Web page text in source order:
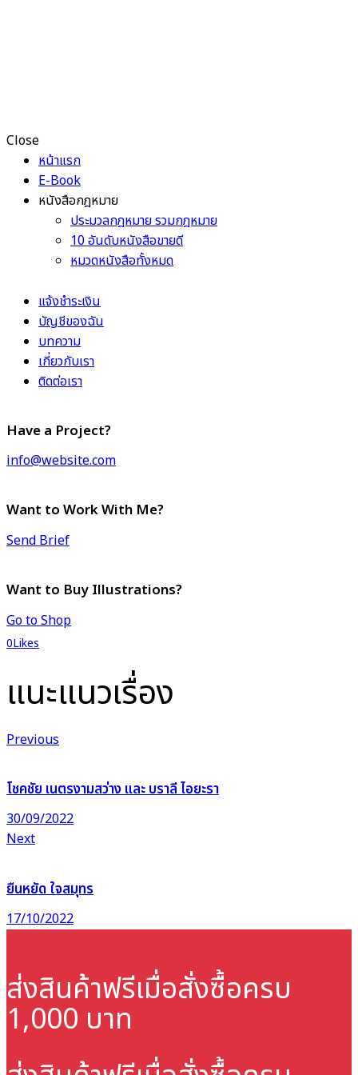
Close
หน้าแรก
E-Book
หนังสือกฎหมาย
ประมวลกฎหมาย รวมกฎหมาย
10 อันดับหนังสือขายดี
หมวดหนังสือทั้งหมด
แจ้งชำระเงิน
บัญชีของฉัน
บทความ
เกี่ยวกับเรา
ติดต่อเรา
Have a Project?
info@website.com
Want to Work With Me?
Send Brief
Want to Buy Illustrations?
Go to Shop
0Likes
แนะแนวเรื่อง
Previous
โชคชัย เนตรงามสว่าง และ บราลี ไอยะรา
30/09/2022
Next
ยืนหยัด ใจสมุทร
17/10/2022
ส่งสินค้าฟรีเมื่อสั่งซื้อครบ
1,000 บาท